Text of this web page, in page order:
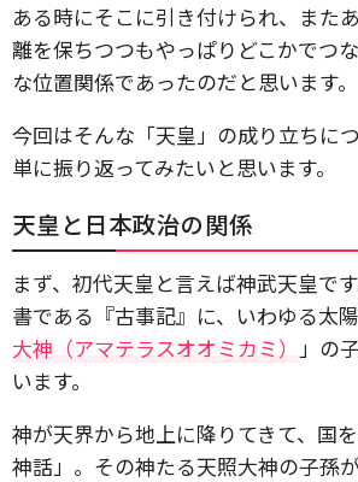
ある時にそこに引き付けられ、また
離を保ちつつもやっぱりどこかでつ
な位置関係であったのだと思います。
今回はそんな「天皇」の成り立ちに
単に振り返ってみたいと思います。
天皇と日本政治の関係
まず、初代天皇と言えば神武天皇で
書である『古事記』に、いわゆる太
大神（アマテラスオオミカミ） 」の
います。
神が天界から地上に降りてきて、国
神話」。その神たる天照大神の子孫